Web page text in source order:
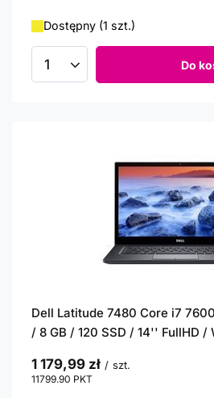
Dostępny (1 szt.)
Ilość produktów Do
Dell Latitude 7480 Core i7
/ 8 GB / 120 SSD / 14'' FullHD /
1 179,99 zł / szt.
11799.90 PKT